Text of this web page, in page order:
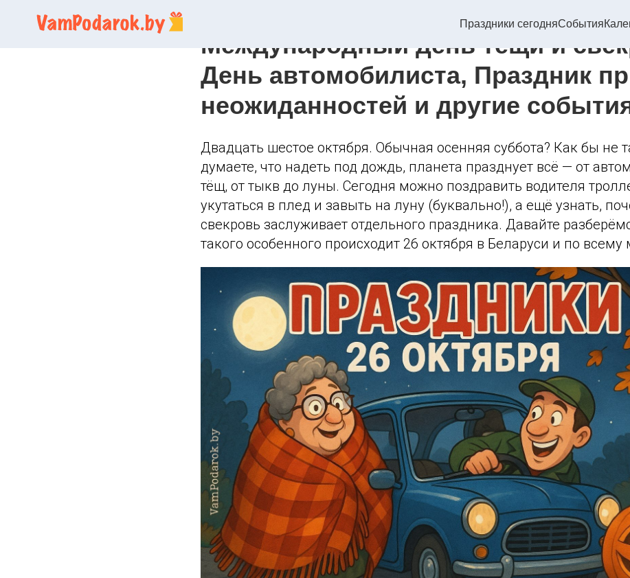
Праздники сегодняСобытия
Праздники 26 октября 2025 года:
Международный день тёщи и
День автомобилиста, Праздник
неожиданностей и другие
Двадцать шестое октября. Обычная осенняя суббота? Как бы не
думаете, что надеть под дождь, планета празднует всё — от
тёщ, от тыкв до луны. Сегодня можно поздравить водителя
укутаться в плед и завыть на луну (буквально!), а ещё узнать,
свекровь заслуживает отдельного праздника. Давайте
такого особенного происходит 26 октября в Беларуси и по всему